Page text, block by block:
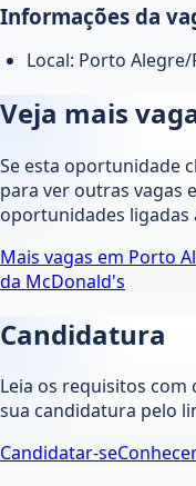
Informações da
Local: Porto Alegre/
Veja mais
Se esta oportunidade
para ver outras vagas
oportunidades ligadas
Mais vagas em Porto
da McDonald's
Candidatura
Leia os requisitos com
sua candidatura pelo
Candidatar-se